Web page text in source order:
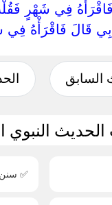
فِي شَهْرٍ
قَالَ فَاقْرَأْهُ فِي
السابق
✅